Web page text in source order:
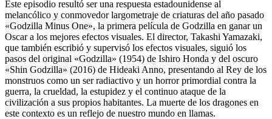
Este episodio resultó ser una respuesta estadounidense al
melancólico y conmovedor largometraje de criaturas del año pasado
«Godzilla Minus One», la primera película de Godzilla en ganar un
Oscar a los mejores efectos visuales. El director, Takashi Yamazaki,
que también escribió y supervisó los efectos visuales, siguió los
pasos del original «Godzilla» (1954) de Ishiro Honda y del oscuro
«Shin Godzilla» (2016) de Hideaki Anno, presentando al Rey de los
monstruos como un ser radiactivo y un horror primordial contra la
guerra, la crueldad, la estupidez y el continuo ataque de la
civilización a sus propios habitantes. La muerte de los dragones en
este contexto es un reflejo de nuestro mundo en llamas.